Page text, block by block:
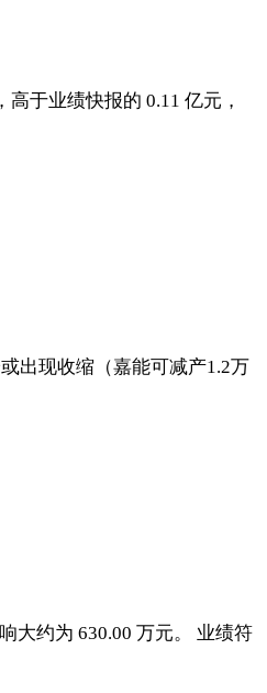
于业绩快报的 0.11 亿元，
出现收缩（嘉能可减产1.2万
大约为 630.00 万元。 业绩符